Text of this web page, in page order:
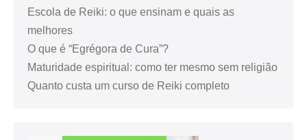
Escola de Reiki: o que ensinam e quais as
melhores
O que é “Egrégora de Cura”?
Maturidade espiritual: como ter mesmo sem religião
Quanto custa um curso de Reiki completo